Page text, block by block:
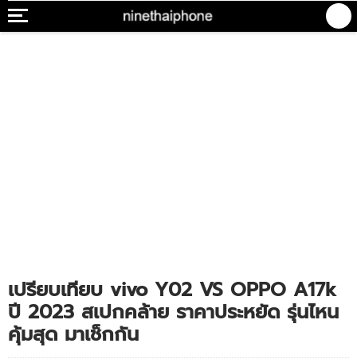
เปรียบเทียบ vivo Y02 VS OPPO A17k
ปี 2023 สเปกคล้าย ราคาประหยัด รุ่นไหน
คุ้มสุด มาเช็กกัน